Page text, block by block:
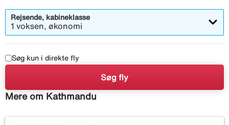
Rejsende, kabineklasse
1 voksen, økonomi
Søg kun i direkte fly
Søg fly
Mere om Kathmandu